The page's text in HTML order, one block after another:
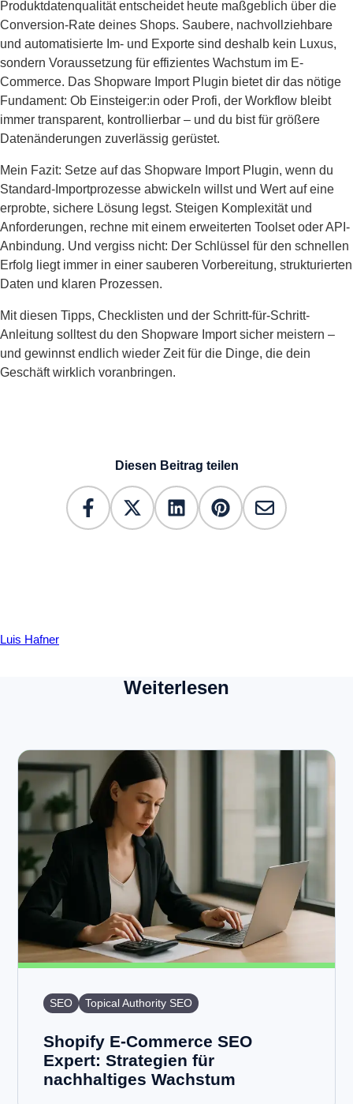
Produktdatenqualität entscheidet heute maßgeblich über die
Conversion-Rate deines Shops. Saubere, nachvollziehbare
und automatisierte Im- und Exporte sind deshalb kein Luxus,
sondern Voraussetzung für effizientes Wachstum im E-
Commerce. Das Shopware Import Plugin bietet dir das nötige
Fundament: Ob Einsteiger:in oder Profi, der Workflow bleibt
immer transparent, kontrollierbar – und du bist für größere
Datenänderungen zuverlässig gerüstet.
Mein Fazit: Setze auf das Shopware Import Plugin, wenn du
Standard-Importprozesse abwickeln willst und Wert auf eine
erprobte, sichere Lösung legst. Steigen Komplexität und
Anforderungen, rechne mit einem erweiterten Toolset oder API-
Anbindung. Und vergiss nicht: Der Schlüssel für den schnellen
Erfolg liegt immer in einer sauberen Vorbereitung, strukturierten
Daten und klaren Prozessen.
Mit diesen Tipps, Checklisten und der Schritt-für-Schritt-
Anleitung solltest du den Shopware Import sicher meistern –
und gewinnst endlich wieder Zeit für die Dinge, die dein
Geschäft wirklich voranbringen.
Diesen Beitrag teilen
Luis Hafner
Weiterlesen
SEO Topical Authority SEO
Shopify E-Commerce SEO
Expert: Strategien für
nachhaltiges Wachstum